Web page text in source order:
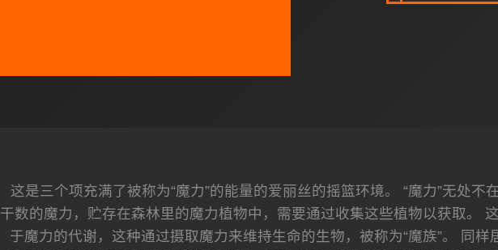
这是三个项充满了被称为“魔力”的能量的爱丽丝的摇篮环境。 “魔力”无处
干数的魔力，贮存在森林里的魔力植物中，需要通过收集这些植物以获取。
于魔力的代谢，这种通过摄取魔力来维持生命的生物，被称为“魔族”。 同